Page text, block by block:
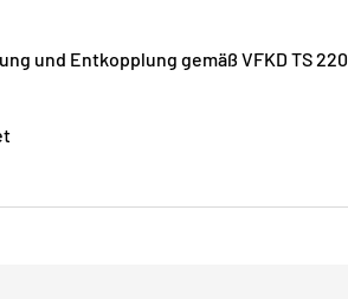
und Entkopplung gemäß VFKD TS 220